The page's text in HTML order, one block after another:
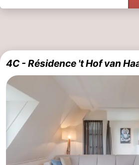
4C - Résidence 't Hof van